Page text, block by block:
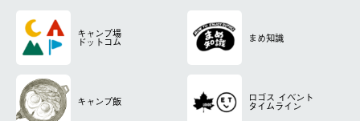
キャンプ場
ドットコム まめ知識
キャンプ飯 ロゴス イベント
タイムライン